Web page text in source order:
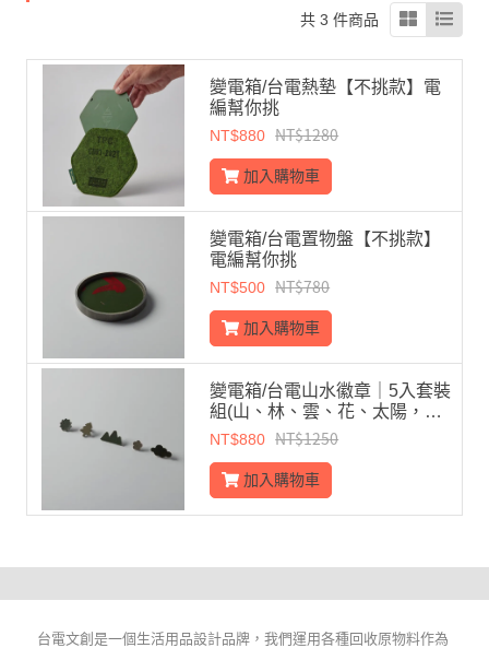
共 3 件商品
變電箱/台電熱墊【不挑款】電
編幫你挑
NT$880 NT$1280
加入購物車
變電箱/台電置物盤【不挑款】
電編幫你挑
NT$500 NT$780
加入購物車
變電箱/台電山水徽章｜5入套裝
組(山、林、雲、花、太陽，各
1)
NT$880 NT$1250
加入購物車
台電文創是一個生活用品設計品牌，我們運用各種回收原物料作為